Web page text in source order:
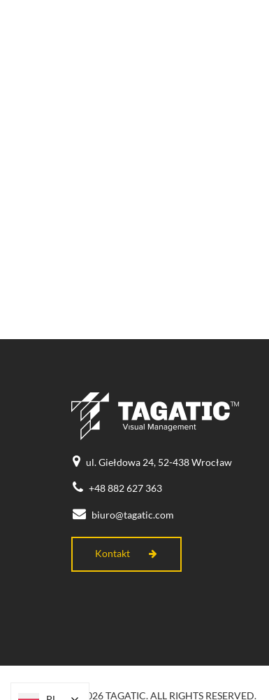
ul. Giełdowa 24, 52-438 Wrocław
+48 882 627 363
biuro@tagatic.com
Kontakt
© 2026 TAGATIC. ALL RIGHTS RESERVED.